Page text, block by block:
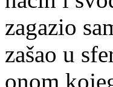
zagazio
zašao u
onom